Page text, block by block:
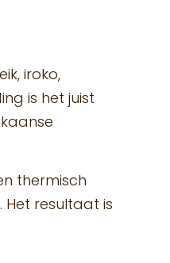
iroko,
is het juist
thermisch
resultaat is